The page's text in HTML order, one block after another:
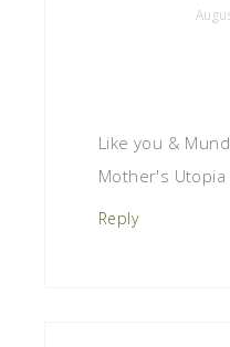
Like you &
Mother's Utopia
Reply